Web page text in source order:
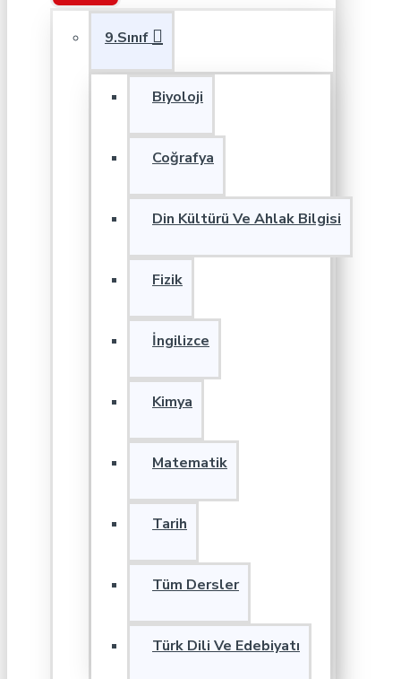
9.Sınıf
Biyoloji
Coğrafya
Din Kültürü Ve Ahlak Bilgisi
Fizik
İngilizce
Kimya
Matematik
Tarih
Tüm Dersler
Türk Dili Ve Edebiyatı